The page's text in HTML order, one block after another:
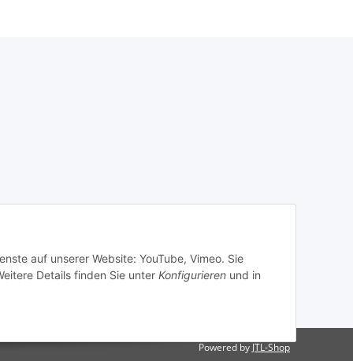
auf unserer Website: YouTube, Vimeo. Sie
Details finden Sie unter Konfigurieren und in
Powered by JTL-Shop